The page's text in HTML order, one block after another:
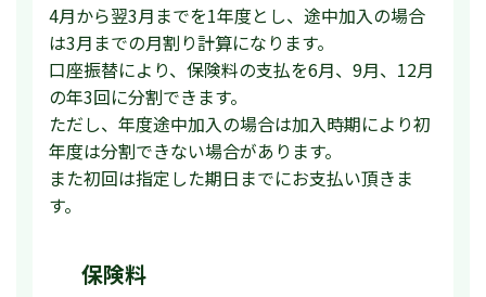
4月から翌3月までを1年度とし、途中加入の場合
は3月までの月割り計算になります。
口座振替により、保険料の支払を6月、9月、12月
の年3回に分割できます。
ただし、年度途中加入の場合は加入時期により初
年度は分割できない場合があります。
また初回は指定した期日までにお支払い頂きま
す。
保険料